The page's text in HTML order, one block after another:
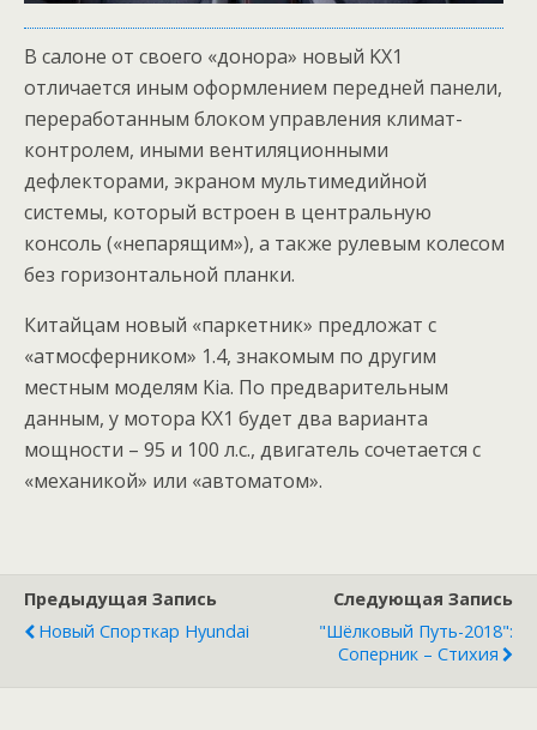
В салоне от своего «донора» новый KX1
отличается иным оформлением передней панели,
переработанным блоком управления климат-
контролем, иными вентиляционными
дефлекторами, экраном мультимедийной
системы, который встроен в центральную
консоль («непарящим»), а также рулевым колесом
без горизонтальной планки.
Китайцам новый «паркетник» предложат с
«атмосферником» 1.4, знакомым по другим
местным моделям Kia. По предварительным
данным, у мотора KX1 будет два варианта
мощности – 95 и 100 л.с., двигатель сочетается с
«механикой» или «автоматом».
Предыдущая Запись
Новый Спорткар Hyundai
Следующая Запись
"Шёлковый Путь-2018":
Соперник – Стихия